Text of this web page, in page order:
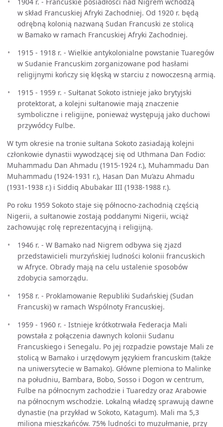
w skład Francuskiej Afryki Zachodniej. Od 1920 r. będą
odrębną kolonią nazwaną Sudan Francuski ze stolicą
w Bamako w ramach Francuskiej Afryki Zachodniej.
1915 - 1918 r. - Wielkie antykolonialne powstanie Tuaregów
w Sudanie Francuskim zorganizowane pod hasłami
religijnymi kończy się klęską w starciu z nowoczesną armią.
1915 - 1959 r. - Sułtanat Sokoto istnieje jako brytyjski
protektorat, a kolejni sułtanowie mają znaczenie
symboliczne i religijne, ponieważ występują jako duchowi
przywódcy Fulbe.
W tym okresie na tronie sułtana Sokoto zasiadają kolejni
członkowie dynastii wywodzącej się od Uthmana Dan Fodio:
Muhammadu Dan Ahmadu (1915-1924 r.), Muhammadu Dan
Muhammadu (1924-1931 r.), Hasan Dan Mu’azu Ahmadu
(1931-1938 r.) i Siddiq Abubakar III (1938-1988 r.).
Po roku 1959 Sokoto staje się północno-zachodnią częścią
Nigerii, a sułtanowie zostają poddanymi Nigerii, wciąż
zachowując rolę reprezentacyjną i religijną.
1946 r. - W Bamako nad Nigrem odbywa się zjazd
przedstawicieli murzyńskiej ludności kolonii francuskich
w Afryce. Obrady mają na celu ustalenie sposobów
zdobycia samorządu.
1958 r. - Proklamowanie Republiki Sudańskiej (Sudan
Francuski) w ramach Wspólnoty Francuskiej.
1959 - 1960 r. - Istnieje krótkotrwała Federacja Mali
powstała z połączenia dawnych kolonii Sudanu
Francuskiego i Senegalu. Po jej rozpadzie powstaje Mali ze
stolicą w Bamako i urzędowym językiem francuskim (także
na uniwersytecie w Bamako). Główne plemiona to Malinke
na południu, Bambara, Bobo, Sosso i Dogon w centrum,
Fulbe na północnym zachodzie i Tuaredzy oraz Arabowie
na północnym wschodzie. Lokalną władzę sprawują dawne
dynastie (na przykład w Sokoto, Katagum). Mali ma 5,3
miliona mieszkańców. 75% ludności to muzułmanie, przy